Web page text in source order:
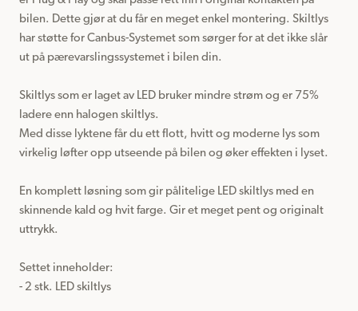
bilen. Dette gjør at du får en meget enkel montering. Skiltlys
har støtte for Canbus-Systemet som sørger for at det ikke slår
ut på pærevarslingssystemet i bilen din.
Skiltlys som er laget av LED bruker mindre strøm og er 75%
ladere enn halogen skiltlys.
Med disse lyktene får du ett flott, hvitt og moderne lys som
virkelig løfter opp utseende på bilen og øker effekten i lyset.
En komplett løsning som gir pålitelige LED skiltlys med en
skinnende kald og hvit farge. Gir et meget pent og originalt
uttrykk.
Settet inneholder:
- 2 stk. LED skiltlys